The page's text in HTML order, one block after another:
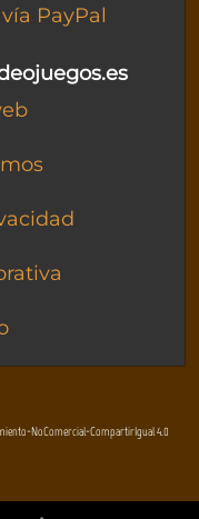
PayPal
NoComercial-CompartirIgual 4.0